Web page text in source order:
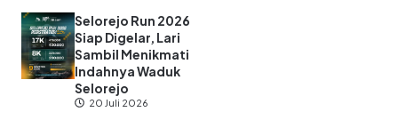
Selorejo Run 2026
Siap Digelar, Lari
Sambil Menikmati
Indahnya Waduk
Selorejo
20 Juli 2026